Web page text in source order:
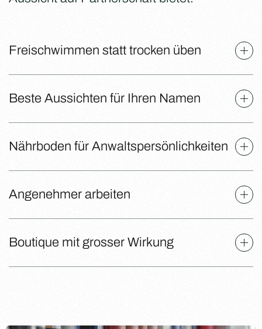
Freischwimmen statt trocken üben
Beste Aussichten für Ihren Namen
Nährboden für Anwaltspersönlichkeiten
Angenehmer arbeiten
Boutique mit grosser Wirkung